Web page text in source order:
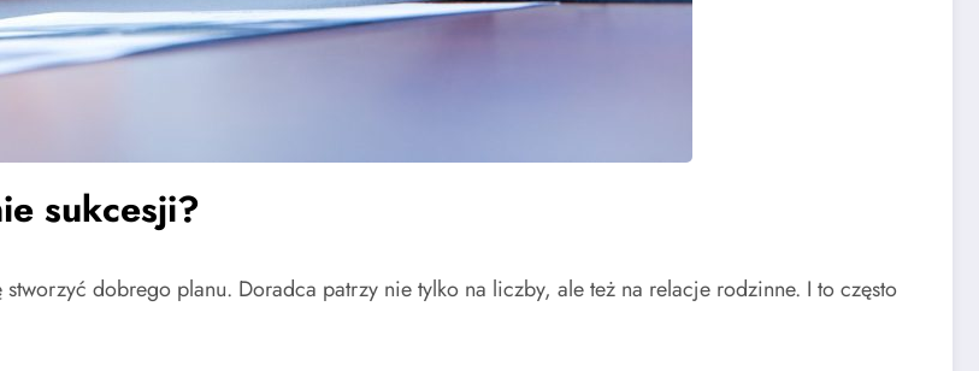
sukcesji?
stworzyć dobrego planu. Doradca patrzy nie tylko na liczby, ale też na relacje rodzinne. I to często